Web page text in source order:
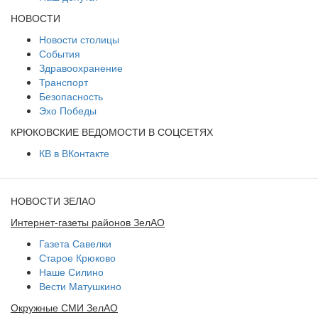
НОВОСТИ
Новости столицы
События
Здравоохранение
Транспорт
Безопасность
Эхо Победы
КРЮКОВСКИЕ ВЕДОМОСТИ В СОЦСЕТЯХ
КВ в ВКонтакте
НОВОСТИ ЗЕЛАО
Интернет-газеты районов ЗелАО
Газета Савелки
Старое Крюково
Наше Силино
Вести Матушкино
Окружные СМИ ЗелАО